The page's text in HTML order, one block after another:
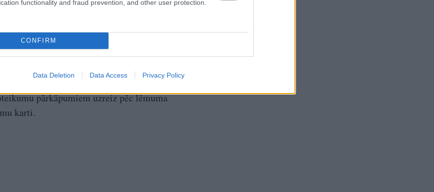
functionality and fraud prevention, and other user protection.
CONFIRM
Data Deletion Data Access Privacy Policy
skandālu: Ja
māksla, kas aptur
, ka Valsts policija automašīnās ir uzstādījusi
iedzīvotājiem ērti un ātri apmaksāt piemēroto
pārkāpumiem uzreiz pēc lēmuma
karti.